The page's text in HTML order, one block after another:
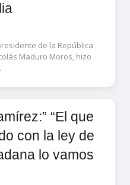
de la República
Maduro Moros, hizo
“El que
con la ley de
lo vamos